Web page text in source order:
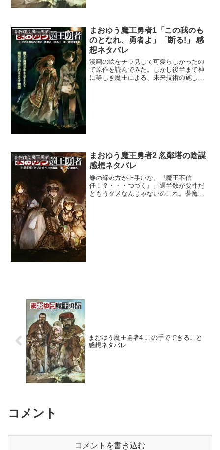
まおゆう魔王勇者
まおゆう魔王勇者1「この我のも
のとなれ、勇者よ」「断る!」 感
想ネタバレ
漫画の絵をチラ見して可愛らしかったの
で原作を読んでみた。しかし後半まで神
に等しき魔王による、未来技術の施しで
まおゆう魔王勇者
まおゆう魔王勇者2 忽鄰塔の陰謀
感想ネタバレ
巻の締め方が上手いな。『魔王不信
任！？・・・つづく』。過半数が要件だ
ともうダメなんじゃないのこれ。蒼魔・
まおゆう魔王勇者4 この手でできること
感想ネタバレ
コメント
コメントを書き込む